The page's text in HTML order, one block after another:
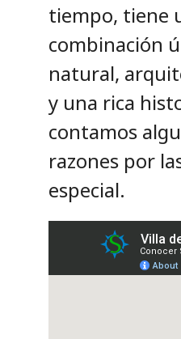
tiempo, tiene
combinación
natural,
y una rica
contamos
razones por
especial.